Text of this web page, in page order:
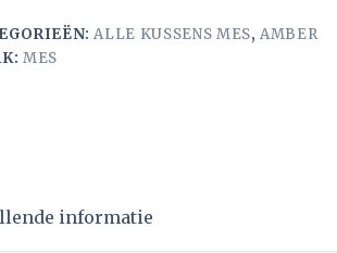
ALLE KUSSENS MES,AMBER
MES
informatie